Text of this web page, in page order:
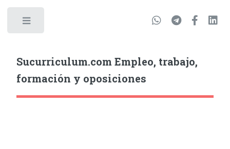
Sucurriculum.com Empleo, trabajo,
formación y oposiciones